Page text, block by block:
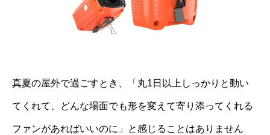
真夏の屋外で過ごすとき、「丸1日以上しっかりと動い
てくれて、どんな場面でも形を変えて寄り添ってくれる
ファンがあればいいのに」と感じることはありません